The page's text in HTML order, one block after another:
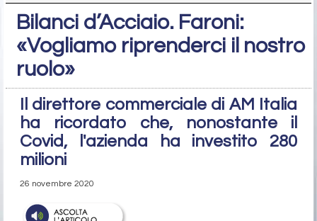
Bilanci d’Acciaio. Faroni:
«Vogliamo riprenderci il nostro
ruolo»
Il direttore commerciale di AM Italia
ha ricordato che, nonostante il
Covid, l'azienda ha investito 280
milioni
26 novembre 2020